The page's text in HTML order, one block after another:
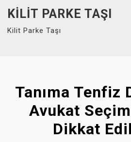
content
KILIT PARKE TAŞI
Kilit Parke Taşı
Tanıma Tenfiz
Avukat
Dikkat